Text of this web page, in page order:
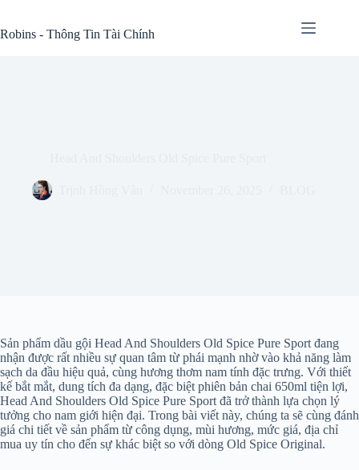
content
Robins - Thông Tin Tài Chính
Sản phẩm dầu gội Head And Shoulders Old Spice Pure Sport đang
nhận được rất nhiều sự quan tâm từ phái mạnh nhờ vào khả năng làm
sạch da đầu hiệu quả, cùng hương thơm nam tính đặc trưng. Với thiết
kế bắt mắt, dung tích đa dạng, đặc biệt phiên bản chai 650ml tiện lợi,
Head And Shoulders Old Spice Pure Sport đã trở thành lựa chọn lý
tưởng cho nam giới hiện đại. Trong bài viết này, chúng ta sẽ cùng đánh
giá chi tiết về sản phẩm từ công dụng, mùi hương, mức giá, địa chỉ
mua uy tín cho đến sự khác biệt so với dòng Old Spice Original.